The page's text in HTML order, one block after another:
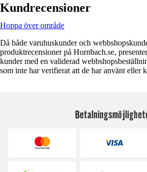
Kundrecensioner
Hoppa över område
Då både varuhuskunder och
produktrecensioner på Hornbach.se,
kunder med en validerad
som inte har verifierat att de har använt eller